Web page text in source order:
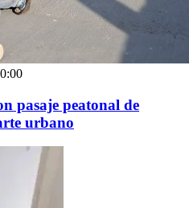
pasaje peatonal de
urbano